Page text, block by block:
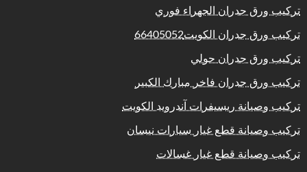
تركيب ورق جدران الجهراء فوري
تركيب ورق جدران الكويت66405052
تركيب ورق جدران حولي
تركيب ورق جدران فاخر مبارك الكبير
تركيب وصيانة ريسيفرات آندرويد الكويت
تركيب وصيانة قطع غيار سيارات نيسان
تركيب وصيانة قطع غيار غسالات